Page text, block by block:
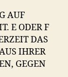
AUF
E ODER F
DAS
IHRER
GEGEN